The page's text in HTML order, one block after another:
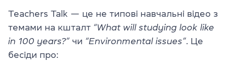
Teachers Talk — це не типові навчальні відео з
темами на кшталт “What will studying look like
in 100 years?”чи “Environmental issues”. Це
бесіди про: